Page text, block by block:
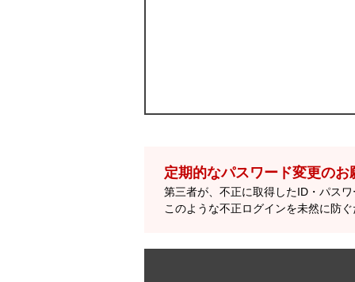
定期的なパスワード変更のお
第三者が、不正に取得したID・パス
このような不正ログインを未然に防